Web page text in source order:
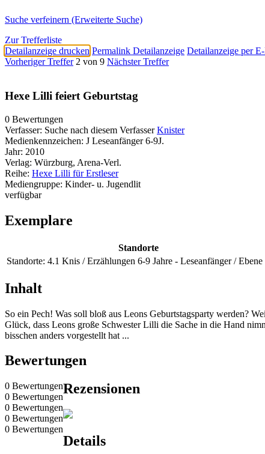
Suche verfeinern (Erweiterte Suche)
Zur Trefferliste
Detailanzeige drucken Permalink Detailanzeige Detailanzeige per
Vorheriger Treffer 2 von 9 Nächster Treffer
Hexe Lilli feiert Geburtstag
0 Bewertungen
Verfasser: Suche nach diesem Verfasser Knister
Medienkennzeichen: J Leseanfänger 6-9J.
Jahr: 2010
Verlag: Würzburg, Arena-Verl.
Reihe: Hexe Lilli für Erstleser
Mediengruppe: Kinder- u. Jugendlit
verfügbar
Exemplare
Standorte
Standorte: 4.1 Knis / Erzählungen 6-9 Jahre - Leseanfänger / Ebene
Inhalt
So ein Pech! Was soll bloß aus Leons Geburtstagsparty werden?
Glück, dass Leons große Schwester Lilli die Sache in die Hand
bisschen anders vorgestellt hat ...
Bewertungen
0 Bewertungen
0 Bewertungen
0 Bewertungen
0 Bewertungen
0 Bewertungen
Rezensionen
Details